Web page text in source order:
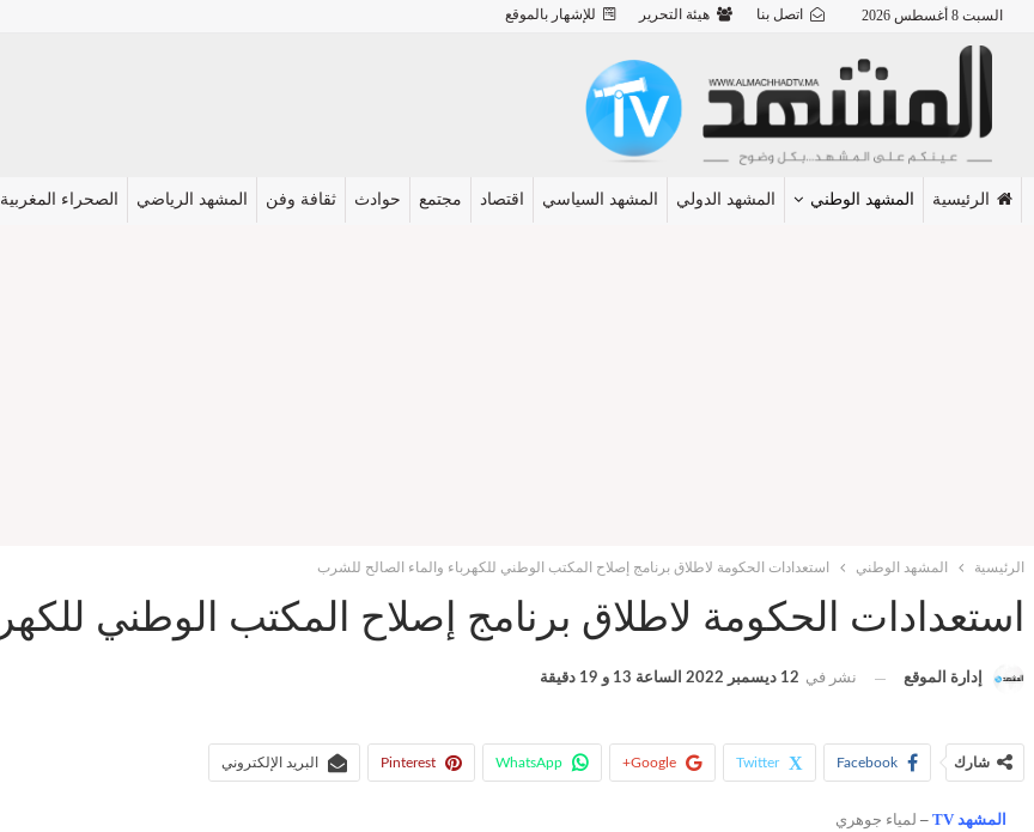
السبت 8 أغسطس 2026 اتصل بنا هيئة التحرير للإشهار بالموقع
الرئيسية المشهد الوطني المشهد الدولي المشهد السياسي اقتصاد مجتمع حوادث ثقافة وفن المشهد الرياضي الصحراء المغربية
الرئيسية المشهد الوطني استعدادات الحكومة لاطلاق برنامج إصلاح المكتب الوطني للكهرباء والماء الصالح للشرب
استعدادات الحكومة لاطلاق برنامج إصلاح المكتب الوطني
إدارة الموقع نشر في 12 ديسمبر 2022 الساعة 13 و 19 دقيقة
شارك Facebook
Twitter
Google+
WhatsApp
Pinterest البريد الإلكتروني
المشهد TV – لمياء جوهري